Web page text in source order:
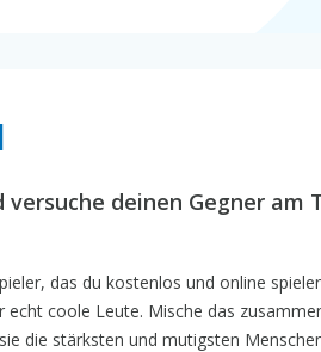
deinen Gegner am
das du kostenlos und online
coole Leute. Mische das
die stärksten und mutigsten